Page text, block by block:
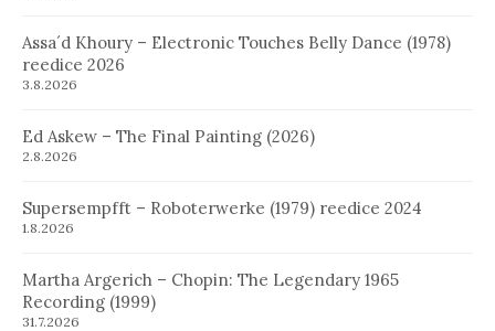
Assa´d Khoury – Electronic Touches Belly Dance (1978)
reedice 2026
3.8.2026
Ed Askew – The Final Painting (2026)
2.8.2026
Supersempfft – Roboterwerke (1979) reedice 2024
1.8.2026
Martha Argerich – Chopin: The Legendary 1965
Recording (1999)
31.7.2026